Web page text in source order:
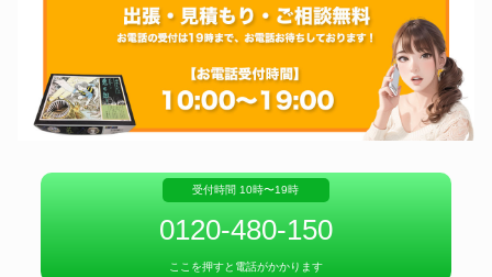
受付時間 10時〜19時
0120-480-150
ここを押すと電話がかかります